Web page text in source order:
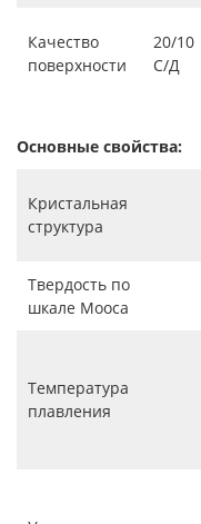
Качество
поверхности
20/10
С/Д
Основные свойства:
Кристальная
структура
Твердость по
шкале Мооса
Температура
плавления